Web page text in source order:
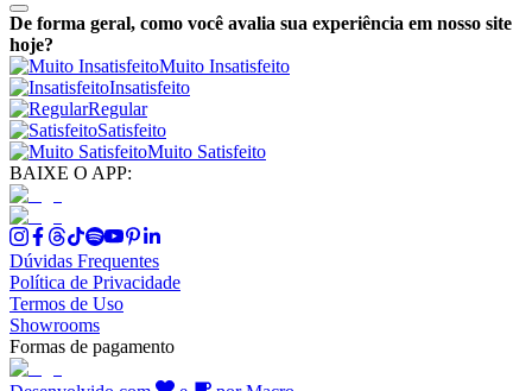
De forma geral, como você avalia sua experiência em nosso site
hoje?
Muito Insatisfeito
Insatisfeito
Regular
Satisfeito
Muito Satisfeito
BAIXE O APP:
Dúvidas Frequentes
Política de Privacidade
Termos de Uso
Showrooms
Formas de pagamento